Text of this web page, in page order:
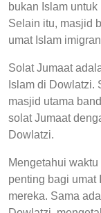
bukan Islam
Selain itu, masjid
umat Islam
Solat Jumaat
Islam di Dowlatzi.
masjid utama
solat Jumaat
Dowlatzi.
Mengetahui
penting bagi umat
mereka. Sama